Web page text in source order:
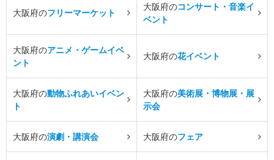
大阪府のフリーマーケット
大阪府のコンサート・音楽イ
ベント
大阪府のアニメ・ゲームイベ
ント
大阪府の花イベント
大阪府の動物ふれあいイベン
ト
大阪府の美術展・博物展・展
示会
大阪府の演劇・講演会 大阪府のフェア